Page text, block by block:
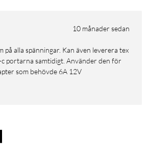
10 månader sedan
c portarna samtidigt. Använder den för
som behövde 6A 12V